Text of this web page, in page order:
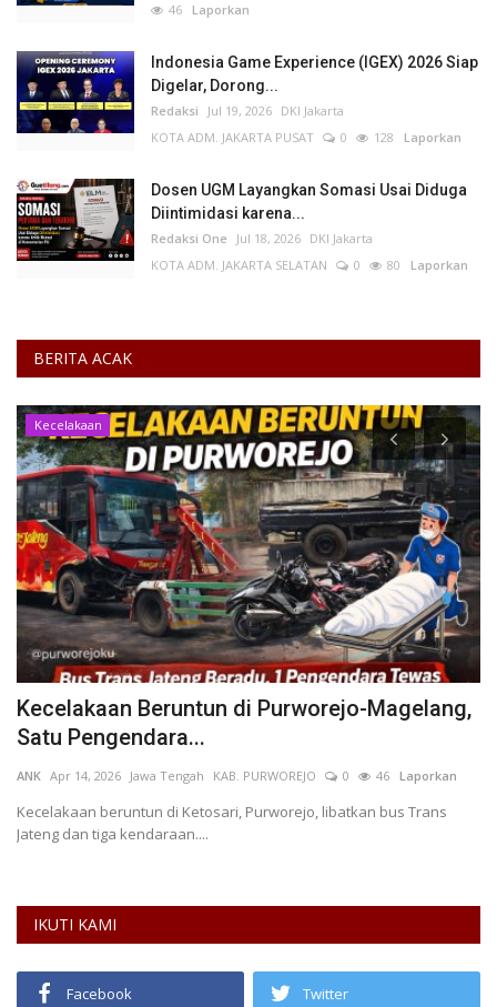
46 Laporkan
Indonesia Game Experience (IGEX) 2026 Siap
Digelar, Dorong...
Redaksi Jul 19, 2026 DKI Jakarta
KOTA ADM. JAKARTA PUSAT
0 128 Laporkan
Dosen UGM Layangkan Somasi Usai Diduga
Diintimidasi karena...
Redaksi One Jul 18, 2026 DKI Jakarta
KOTA ADM. JAKARTA SELATAN
0 80 Laporkan
BERITA ACAK
Kecelakaan
Kecelakaan Beruntun di Purworejo-Magelang,
Satu Pengendara...
ANK Apr 14, 2026 Jawa Tengah KAB. PURWOREJO 0 46 Laporkan
Kecelakaan beruntun di Ketosari, Purworejo, libatkan bus Trans
Jateng dan tiga kendaraan....
IKUTI KAMI
Facebook Twitter